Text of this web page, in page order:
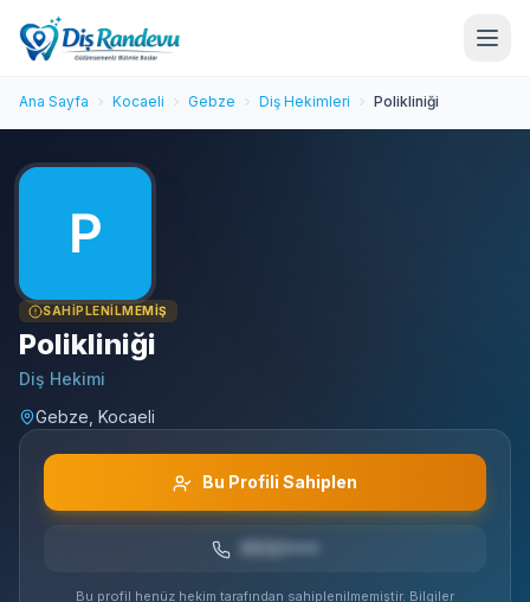
Ana Sayfa Kocaeli Gebze Diş Hekimleri Polikliniği
SAHIPLENILMEMIŞ
Polikliniği
Diş Hekimi
Gebze, Kocaeli
Bu Profili Sahiplen
Bu profil henüz hekim tarafından sahiplenilmemiştir. Bilgiler